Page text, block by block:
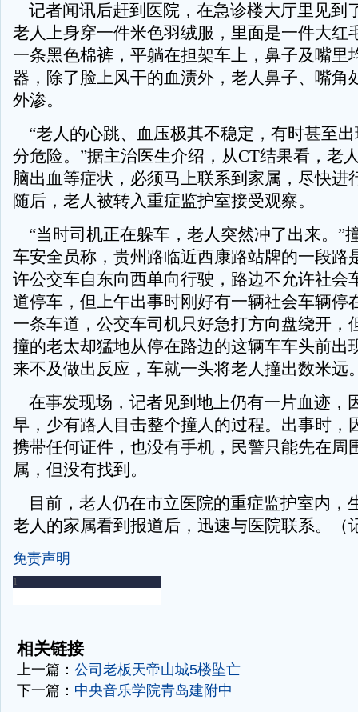
记者闻讯后赶到医院，在急诊楼大厅里见到
老人上身穿一件米色羽绒服，里面是一件大红
一条黑色棉裤，平躺在担架车上，鼻子及嘴里
器，除了脸上风干的血渍外，老人鼻子、嘴角
外渗。
“老人的心跳、血压极其不稳定，有时甚至
分危险。”据主治医生介绍，从CT结果看，老
脑出血等症状，必须马上联系到家属，尽快进
随后，老人被转入重症监护室接受观察。
“当时司机正在躲车，老人突然冲了出来。”
车安全员称，贵州路临近西康路站牌的一段路
许公交车自东向西单向行驶，路边不允许社会
道停车，但上午出事时刚好有一辆社会车辆停
一条车道，公交车司机只好急打方向盘绕开，
撞的老太却猛地从停在路边的这辆车车头前出
来不及做出反应，车就一头将老人撞出数米远
在事发现场，记者见到地上仍有一片血迹，
早，少有路人目击整个撞人的过程。出事时，
携带任何证件，也没有手机，民警只能先在周
属，但没有找到。
目前，老人仍在市立医院的重症监护室内，
老人的家属看到报道后，迅速与医院联系。（
免责声明
-
相关链接
上一篇： 公司老板天帝山城5楼坠亡
下一篇： 中央音乐学院青岛建附中